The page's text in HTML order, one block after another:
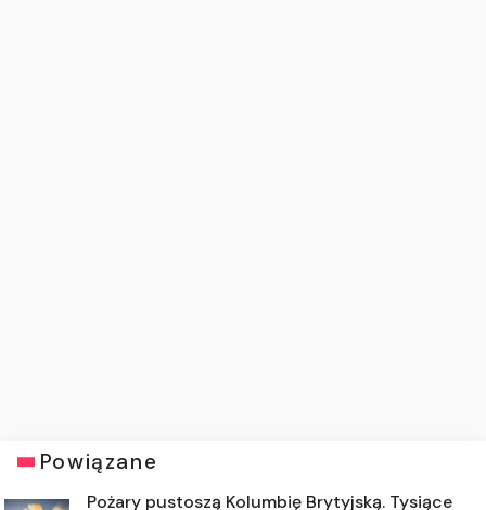
Powiązane
Pożary pustoszą Kolumbię Brytyjską. Tysiące